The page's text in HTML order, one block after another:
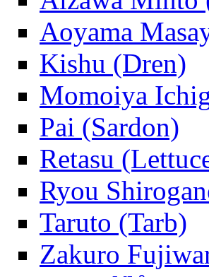
Aoyama
Kishu (Dren)
Momoiya
Pai (Sardon)
Retasu
Ryou
Taruto (Tarb)
Zakuro